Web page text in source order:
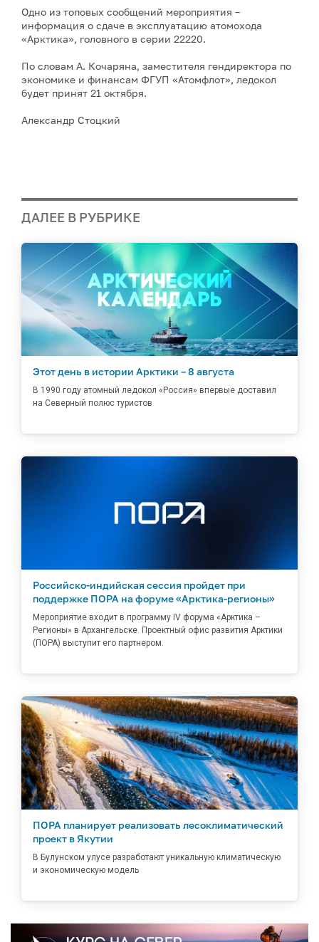
Одно из топовых сообщений мероприятия –
информация о сдаче в эксплуатацию атомохода
«Арктика», головного в серии 22220.
По словам А. Кочаряна, заместителя гендиректора по
экономике и финансам ФГУП «Атомфлот», ледокол
будет принят 21 октября.
Александр Стоцкий
ДАЛЕЕ В РУБРИКЕ
Этот день в истории Арктики – 8 августа
В 1990 году атомный ледокол «Россия» впервые доставил
на Северный полюс туристов
Российско-индийская сессия пройдет при
поддержке ПОРА на форуме «Арктика-регионы»
Мероприятие входит в программу IV форума «Арктика –
Регионы» в Архангельске. Проектный офис развития Арктики
(ПОРА) выступит его партнером.
ПОРА планирует реализовать лесоклиматический
проект в Якутии
В Булунском улусе разработают уникальную климатическую
и экономическую модель